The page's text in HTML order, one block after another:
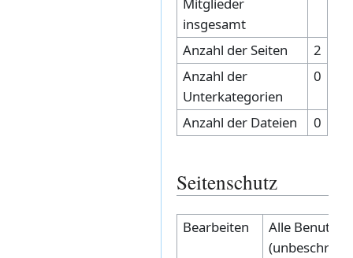
insgesamt
Anzahl der Seiten
2
Anzahl der
Unterkategorien
0
Anzahl der Dateien 0
Seitenschutz
Bearbeiten
Alle Benutzer